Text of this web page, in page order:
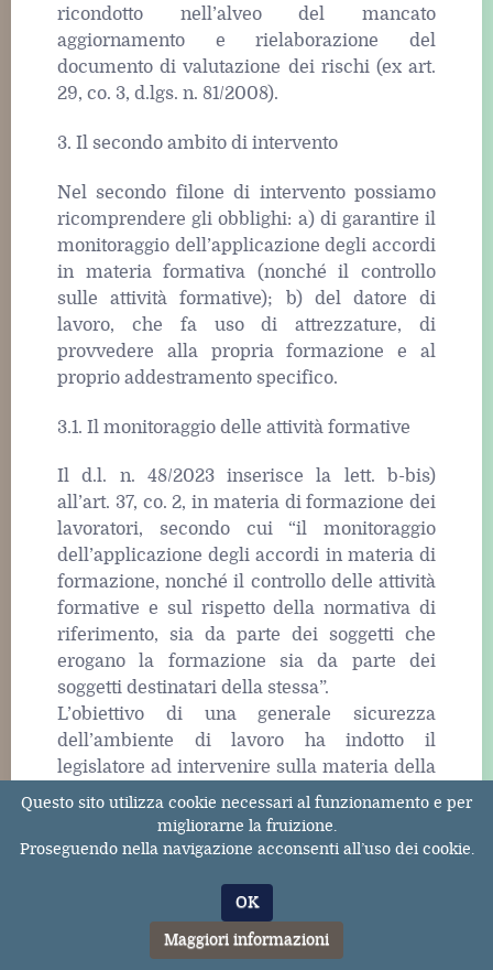
ricondotto nell’alveo del mancato
aggiornamento e rielaborazione del
documento di valutazione dei rischi (ex art.
29, co. 3, d.lgs. n. 81/2008).
3. Il secondo ambito di intervento
Nel secondo filone di intervento possiamo
ricomprendere gli obblighi: a) di garantire il
monitoraggio dell’applicazione degli accordi
in materia formativa (nonché il controllo
sulle attività formative); b) del datore di
lavoro, che fa uso di attrezzature, di
provvedere alla propria formazione e al
proprio addestramento specifico.
3.1. Il monitoraggio delle attività formative
Il d.l. n. 48/2023 inserisce la lett. b-bis)
all’art. 37, co. 2, in materia di formazione dei
lavoratori, secondo cui “il monitoraggio
dell’applicazione degli accordi in materia di
formazione, nonché il controllo delle attività
formative e sul rispetto della normativa di
riferimento, sia da parte dei soggetti che
erogano la formazione sia da parte dei
soggetti destinatari della stessa”.
L’obiettivo di una generale sicurezza
dell’ambiente di lavoro ha indotto il
legislatore ad intervenire sulla materia della
formazione, devolvendo all’Accordo per la
formazione, che avrebbe dovuto essere
emanato entro il 30 giugno 2022, di
formative e il rispetto da parte degli enti
formatori e dei discenti.
La disposizione persegue l’obiettivo,
Questo sito utilizza cookie necessari al funzionamento e per
migliorarne la fruizione.
Proseguendo nella navigazione acconsenti all’uso dei cookie.
OK
Maggiori informazioni